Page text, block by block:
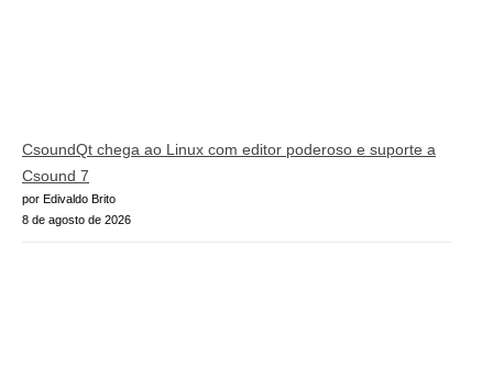
CsoundQt chega ao Linux com editor poderoso e suporte a
Csound 7
por Edivaldo Brito
8 de agosto de 2026